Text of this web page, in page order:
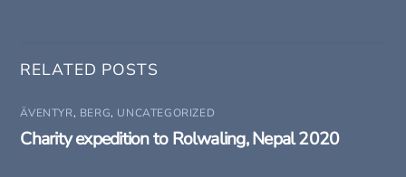
RELATED POSTS
ÄVENTYR, BERG, UNCATEGORIZED
Charity expedition to Rolwaling, Nepal 2020